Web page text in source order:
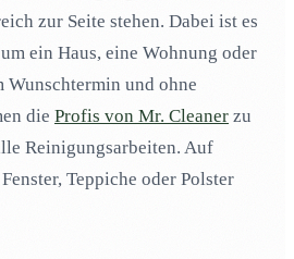
Sauberkeit
Sie das Raumklima
und professionell
Reinigungsteam mit Rund-um-
zur Seite stehen. Dabei ist es
ein Haus, eine Wohnung oder
Wunschtermin und ohne
die Profis von Mr. Cleaner zu
Reinigungsarbeiten. Auf
Teppiche oder Polster